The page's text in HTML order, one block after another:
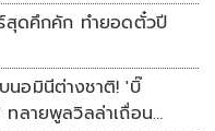
สุดคึกคัก ทำยอดตั๋วปี
นอมินีต่างชาติ! 'บิ๊
ลายพูลวิลล่าเถื่อน